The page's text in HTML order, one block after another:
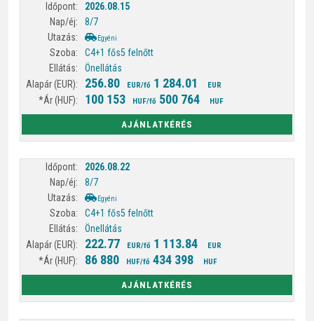
2026.08.15
8/7
Egyéni
C4+1 fős5 felnőtt
Önellátás
256.80 EUR/fő 1 284.01 EUR
100 153 HUF/fő 500 764 HUF
AJÁNLATKÉRÉS
2026.08.22
8/7
Egyéni
C4+1 fős5 felnőtt
Önellátás
222.77 EUR/fő 1 113.84 EUR
86 880 HUF/fő 434 398 HUF
AJÁNLATKÉRÉS